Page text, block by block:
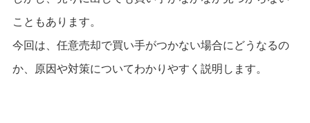
こともあります。
今回は、任意売却で買い手がつかない場合にどうなるの
か、原因や対策についてわかりやすく説明します。